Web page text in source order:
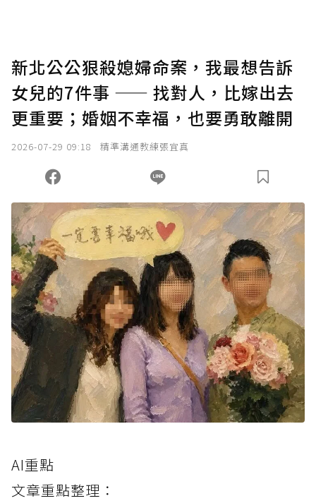
確認送出
您當前剩餘 U 利點數：0點；前往 購買點數
新北公公狠殺媳婦命案，我最想告訴
女兒的7件事 —— 找對人，比嫁出去
更重要；婚姻不幸福，也要勇敢離開
2026-07-29 09:18 精準溝通教練張宜真
AI重點
文章重點整理：